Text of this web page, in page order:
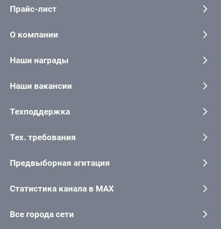
Прайс-лист
О компании
Наши награды
Наши вакансии
Техподдержка
Тех. требования
Предвыборная агитация
Статистика канала в MAX
Все города сети